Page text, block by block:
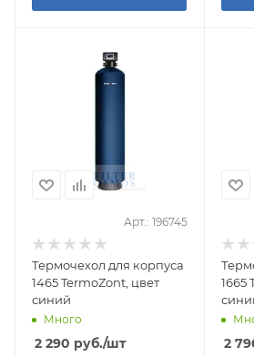
Арт.: 196745
Термочехол для корпуса
1465 TermoZont, цвет
синий
Много
2 290 руб./шт
1665
2